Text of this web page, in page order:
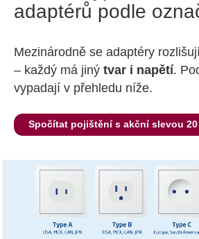
adaptérů podle
Mezinárodně se adaptéry
– každý má jiný tvar i napětí.
vypadají v přehledu níže.
Spočítat pojištění s akční slevou 20